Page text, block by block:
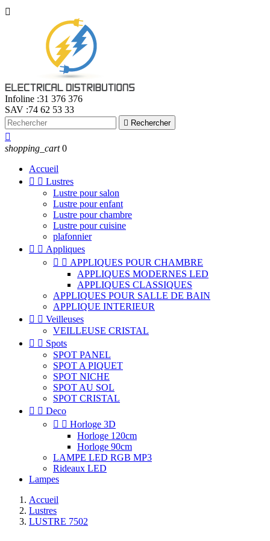

Infoline :31 376 376
SAV :74 62 53 33
 Rechercher

shopping_cart 0
Accueil
  Lustres
Lustre pour salon
Lustre pour enfant
Lustre pour chambre
Lustre pour cuisine
plafonnier
  Appliques
  APPLIQUES POUR CHAMBRE
APPLIQUES MODERNES LED
APPLIQUES CLASSIQUES
APPLIQUES POUR SALLE DE BAIN
APPLIQUE INTERIEUR
  Veilleuses
VEILLEUSE CRISTAL
  Spots
SPOT PANEL
SPOT A PIQUET
SPOT NICHE
SPOT AU SOL
SPOT CRISTAL
  Deco
  Horloge 3D
Horloge 120cm
Horloge 90cm
LAMPE LED RGB MP3
Rideaux LED
Lampes
Accueil
Lustres
LUSTRE 7502